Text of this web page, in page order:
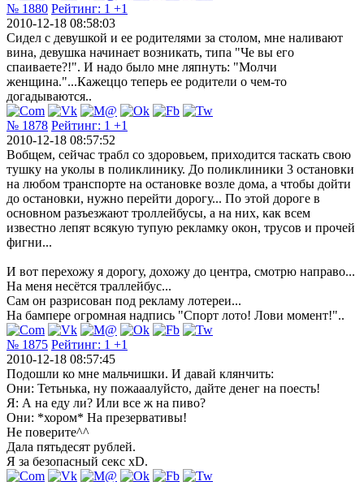
№ 1880 Рейтинг: 1 +1
2010-12-18 08:58:03
Сидел с девушкой и ее родителями за столом, мне наливают
вина, девушка начинает возникать, типа "Че вы его
спаиваете?!". И надо было мне ляпнуть: "Молчи
женщина."...Кажеццо теперь ее родители о чем-то
догадываются..
№ 1878 Рейтинг: 1 +1
2010-12-18 08:57:52
Вобщем, сейчас трабл со здоровьем, приходится таскать свою
тушку на уколы в поликлинику. До поликлиники 3 остановки
на любом транспорте на остановке возле дома, а чтобы дойти
до остановки, нужно перейти дорогу... По этой дороге в
основном разъезжают троллейбусы, а на них, как всем
известно лепят всякую тупую рекламку окон, трусов и прочей
фигни...
И вот перехожу я дорогу, дохожу до центра, смотрю направо...
На меня несётся траллейбус...
Сам он разрисован под рекламу лотереи...
На бампере огромная надпись "Спорт лото! Лови момент!"..
№ 1875 Рейтинг: 1 +1
2010-12-18 08:57:45
Подошли ко мне мальчишки. И давай клянчить:
Они: Тетьнька, ну пожааалуйсто, дайте денег на поесть!
Я: А на еду ли? Или все ж на пиво?
Они: *хором* На презервативы!
Не поверите^^
Дала пятьдесят рублей.
Я за безопасный секс xD.